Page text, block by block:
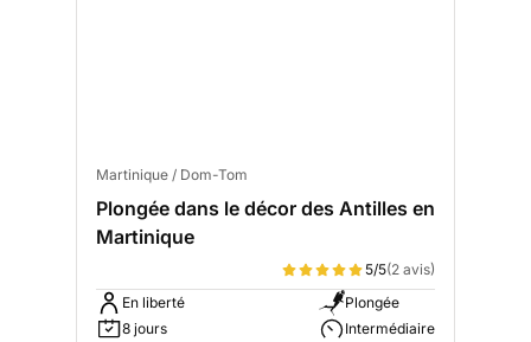
Martinique / Dom-Tom
Plongée dans le décor des Antilles en
Martinique
5/5(2 avis)
En liberté
8 jours
Plongée
Intermédiaire